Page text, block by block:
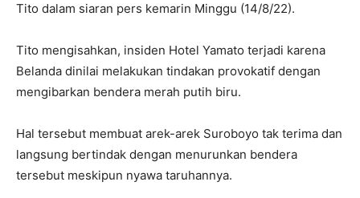
Tito dalam siaran pers kemarin Minggu (14/8/22).
Tito mengisahkan, insiden Hotel Yamato terjadi karena
Belanda dinilai melakukan tindakan provokatif dengan
mengibarkan bendera merah putih biru.
Hal tersebut membuat arek-arek Suroboyo tak terima dan
langsung bertindak dengan menurunkan bendera
tersebut meskipun nyawa taruhannya.